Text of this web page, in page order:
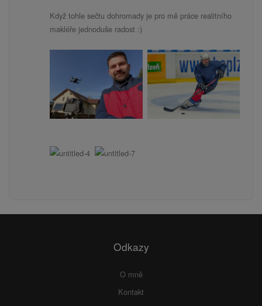
Když tohle sečtu dohromady je pro mě práce realitního
makléře jednoduše radost :)
Odkazy
O mně
Kontakt